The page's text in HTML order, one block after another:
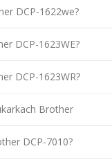
DCP-1622we?
DCP-1623WE?
DCP-1623WR?
Brother
DCP-7010?